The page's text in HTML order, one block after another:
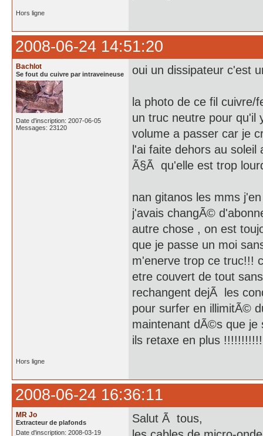
Hors ligne
2008-06-24 14:51:20
Bachlot
Se fout du cuivre par intraveineuse
Date d'inscription: 2007-06-05
Messages: 23120
oui un dissipateur c'est
la photo de ce fil
un truc neutre pour qu'il
volume a passer car je
l'ai faite dehors au
Ã§Ã qu'elle est trop
nan gitanos les mms
j'avais changÃ©
autre chose , on est
que je passe un moi
m'enerve trop ce truc!!!
etre couvert de tout
rechangent dejÃ les
pour surfer en illimitÃ©
maintenant dÃ©s que je
ils retaxe en plus
Hors ligne
2008-06-24 16:36:11
MR Jo
Extracteur de plafonds
Date d'inscription: 2008-03-19
Salut Ã tous,